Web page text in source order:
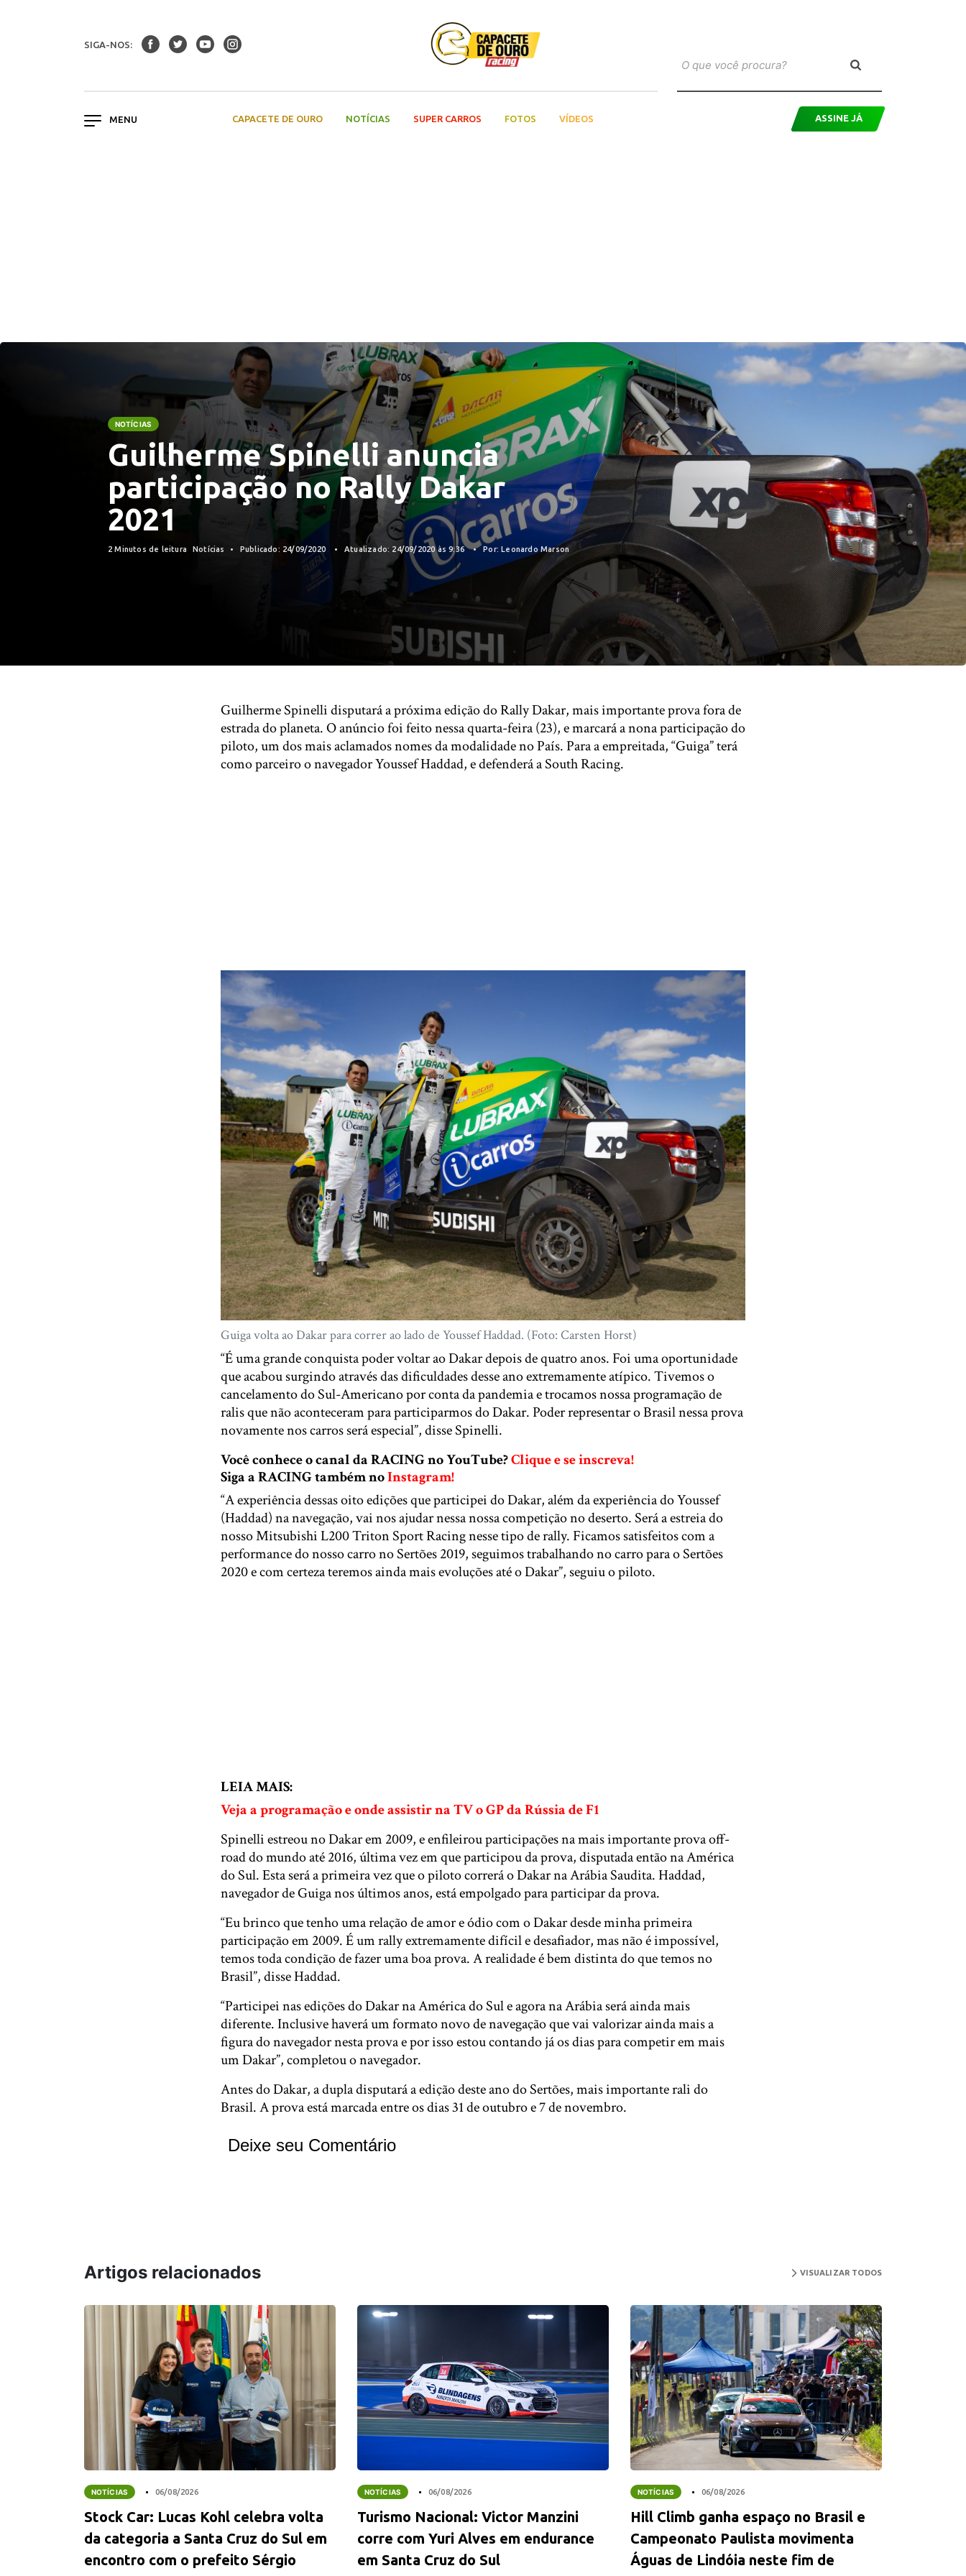
SIGA-NOS:
CAPACETE DE OURO NOTÍCIAS SUPER CARROS FOTOS VÍDEOS ASSINE JÁ
NOTÍCIAS
Guilherme Spinelli anuncia
participação no Rally Dakar
2021
2 Minutos de leitura Notícias Publicado: 24/09/2020 Atualizado: 24/09/2020 às 9:36 Por: Leonardo Marson
Guilherme Spinelli disputará a próxima edição do Rally Dakar, mais importante prova fora de
estrada do planeta. O anúncio foi feito nessa quarta-feira (23), e marcará a nona participação do
piloto, um dos mais aclamados nomes da modalidade no País. Para a empreitada, “Guiga” terá
como parceiro o navegador Youssef Haddad, e defenderá a South Racing.
Guiga volta ao Dakar para correr ao lado de Youssef Haddad. (Foto: Carsten Horst)
“É uma grande conquista poder voltar ao Dakar depois de quatro anos. Foi uma oportunidade
que acabou surgindo através das dificuldades desse ano extremamente atípico. Tivemos o
cancelamento do Sul-Americano por conta da pandemia e trocamos nossa programação de
ralis que não aconteceram para participarmos do Dakar. Poder representar o Brasil nessa prova
novamente nos carros será especial”, disse Spinelli.
Você conhece o canal da RACING no YouTube?Clique e se inscreva!
Siga a RACING também noInstagram!
“A experiência dessas oito edições que participei do Dakar, além da experiência do Youssef
(Haddad) na navegação, vai nos ajudar nessa nossa competição no deserto. Será a estreia do
nosso Mitsubishi L200 Triton Sport Racing nesse tipo de rally. Ficamos satisfeitos com a
performance do nosso carro no Sertões 2019, seguimos trabalhando no carro para o Sertões
2020 e com certeza teremos ainda mais evoluções até o Dakar”, seguiu o piloto.
LEIA MAIS:
Veja a programação e onde assistir na TV o GP da Rússia de F1
Spinelli estreou no Dakar em 2009, e enfileirou participações na mais importante prova off-
road do mundo até 2016, última vez em que participou da prova, disputada então na América
do Sul. Esta será a primeira vez que o piloto correrá o Dakar na Arábia Saudita. Haddad,
navegador de Guiga nos últimos anos, está empolgado para participar da prova.
“Eu brinco que tenho uma relação de amor e ódio com o Dakar desde minha primeira
participação em 2009. É um rally extremamente difícil e desafiador, mas não é impossível,
temos toda condição de fazer uma boa prova. A realidade é bem distinta do que temos no
Brasil”, disse Haddad.
“Participei nas edições do Dakar na América do Sul e agora na Arábia será ainda mais
diferente. Inclusive haverá um formato novo de navegação que vai valorizar ainda mais a
figura do navegador nesta prova e por isso estou contando já os dias para competir em mais
um Dakar”, completou o navegador.
Antes do Dakar, a dupla disputará a edição deste ano do Sertões, mais importante rali do
Brasil. A prova está marcada entre os dias 31 de outubro e 7 de novembro.
Deixe seu Comentário
Artigos relacionados VISUALIZAR TODOS
NOTÍCIAS 06/08/2026
Stock Car: Lucas Kohl celebra volta
da categoria a Santa Cruz do Sul em
encontro com o prefeito Sérgio
NOTÍCIAS 06/08/2026
Turismo Nacional: Victor Manzini
corre com Yuri Alves em endurance
em Santa Cruz do Sul
NOTÍCIAS 06/08/2026
Hill Climb ganha espaço no Brasil e
Campeonato Paulista movimenta
Águas de Lindóia neste fim de